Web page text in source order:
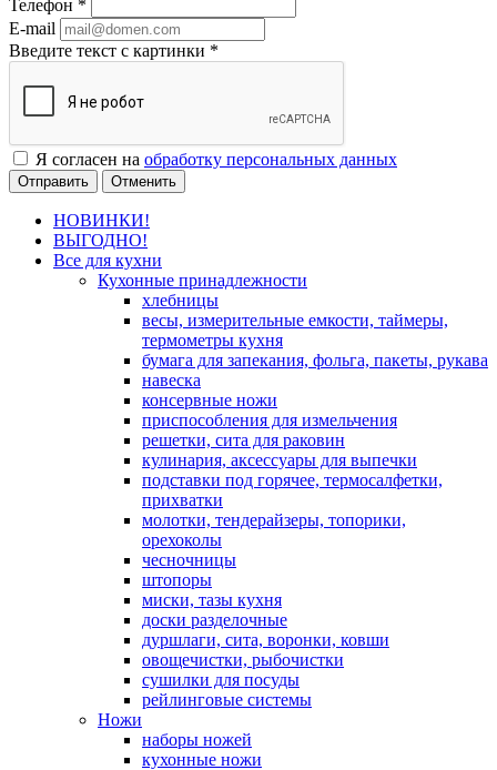
Телефон *
E-mail
Введите текст с картинки *
Я согласен на обработку персональных данных
Отменить
НОВИНКИ!
ВЫГОДНО!
Все для кухни
Кухонные принадлежности
хлебницы
весы, измерительные емкости, таймеры,
термометры кухня
бумага для запекания, фольга, пакеты, рукава
навеска
консервные ножи
приспособления для измельчения
решетки, сита для раковин
кулинария, аксессуары для выпечки
подставки под горячее, термосалфетки,
прихватки
молотки, тендерайзеры, топорики,
орехоколы
чесночницы
штопоры
миски, тазы кухня
доски разделочные
дуршлаги, сита, воронки, ковши
овощечистки, рыбочистки
сушилки для посуды
рейлинговые системы
Ножи
наборы ножей
кухонные ножи